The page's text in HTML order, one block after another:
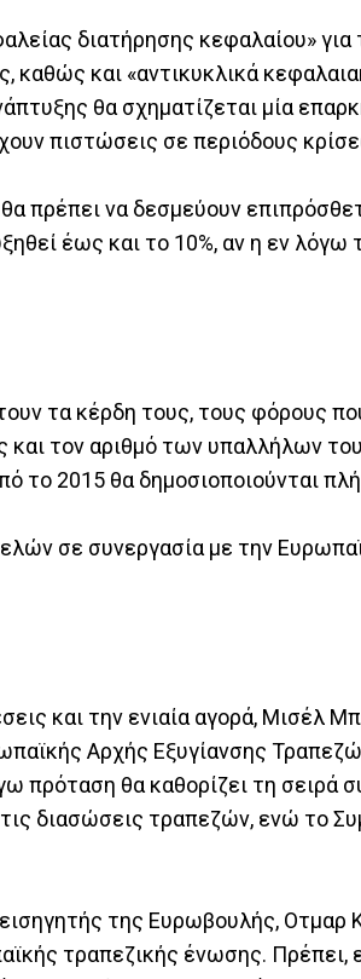
διατήρησης κεφαλαίου» για
και «αντικυκλικά
θα σχηματίζεται μία
πιστώσεις σε περιόδους
πρέπει να δεσμεύουν
έως και το 10%, αν η εν λόγω
τα κέρδη τους, τους φόρους
και τον αριθμό των υπαλλήλων
το 2015 θα δημοσιοποιούνται
σε συνεργασία με την
και την ενιαία αγορά, Μισέλ
Αρχής Εξυγίανσης
πρόταση θα καθορίζει τη σειρά
διασώσεις τραπεζών, ενώ το
της Ευρωβουλής, Οτμαρ
τραπεζικής ένωσης. Πρέπει,